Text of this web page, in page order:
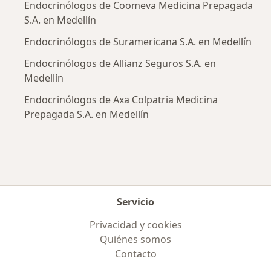
Endocrinólogos de Coomeva Medicina Prepagada
S.A. en Medellín
Endocrinólogos de Suramericana S.A. en Medellín
Endocrinólogos de Allianz Seguros S.A. en
Medellín
Endocrinólogos de Axa Colpatria Medicina
Prepagada S.A. en Medellín
Servicio
Privacidad y cookies
Quiénes somos
Contacto